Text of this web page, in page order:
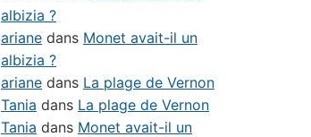
albizia ?
ariane dans Monet avait-il un
albizia ?
ariane dans La plage de Vernon
Tania dans La plage de Vernon
Tania dans Monet avait-il un